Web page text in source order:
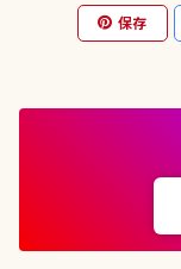
保存